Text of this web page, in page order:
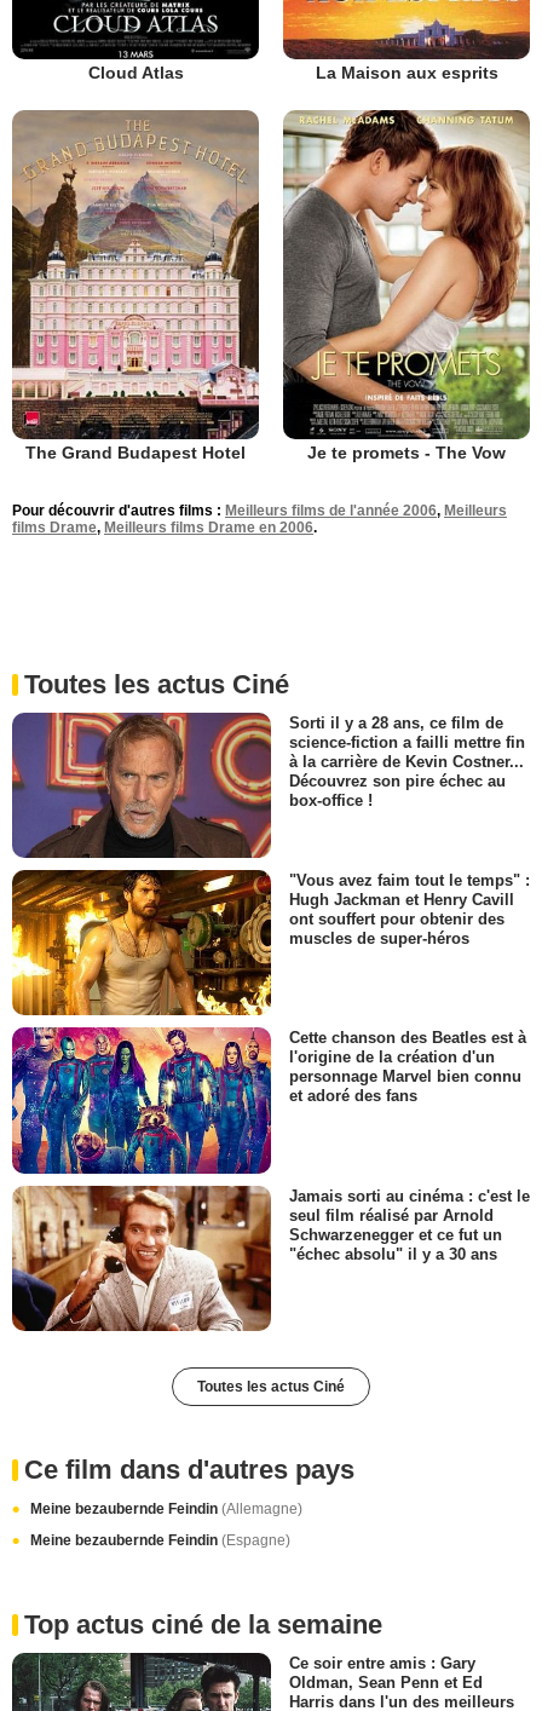
Cloud Atlas La Maison aux esprits
The Grand Budapest Hotel Je te promets - The Vow
Pour découvrir d'autres films : Meilleurs films de l'année 2006, Meilleurs
films Drame, Meilleurs films Drame en 2006.
Toutes les actus Ciné
Sorti il y a 28 ans, ce film de
science-fiction a failli mettre fin
à la carrière de Kevin Costner...
Découvrez son pire échec au
box-office !
"Vous avez faim tout le temps" :
Hugh Jackman et Henry Cavill
ont souffert pour obtenir des
muscles de super-héros
Cette chanson des Beatles est à
l'origine de la création d'un
personnage Marvel bien connu
et adoré des fans
Jamais sorti au cinéma : c'est le
seul film réalisé par Arnold
Schwarzenegger et ce fut un
"échec absolu" il y a 30 ans
Toutes les actus Ciné
Ce film dans d'autres pays
Meine bezaubernde Feindin (Allemagne)
Meine bezaubernde Feindin (Espagne)
Top actus ciné de la semaine
Ce soir entre amis : Gary
Oldman, Sean Penn et Ed
Harris dans l'un des meilleurs